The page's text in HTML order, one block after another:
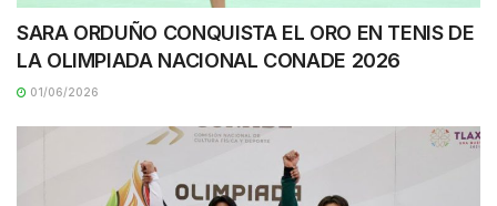
SARA ORDUÑO CONQUISTA EL ORO EN TENIS DE
LA OLIMPIADA NACIONAL CONADE 2026
01/06/2026